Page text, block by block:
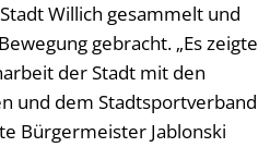
Willich gesammelt und
gebracht. „Es zeigte
der Stadt mit den
und dem Stadtsportverband
Bürgermeister Jablonski